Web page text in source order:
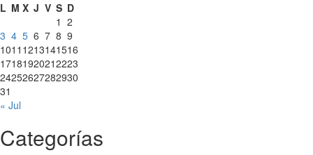
L M X J V S D
1 2
3 4 5 6 7 8 9
1011 1213141516
17181920212223
24252627282930
31
« Jul
Categorías